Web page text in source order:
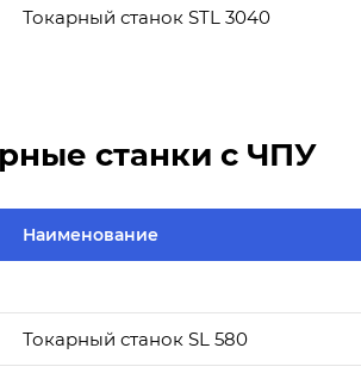
Токарный станок STL 3040
станки с ЧПУ
Наименование
Токарный станок SL 580